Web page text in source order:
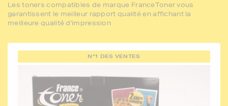
Les toners compatibles de marque FranceToner vous
garantissent le meilleur rapport qualité en affichant la
meilleure qualité d'impression
N°1 DES VENTES